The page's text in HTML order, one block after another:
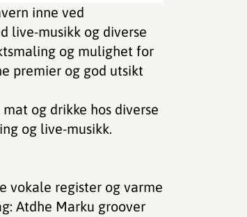
inne ved
live-musikk og diverse
og mulighet for
premier og god utsikt
og drikke hos diverse
og live-musikk.
vokale register og varme
Atdhe Marku groover